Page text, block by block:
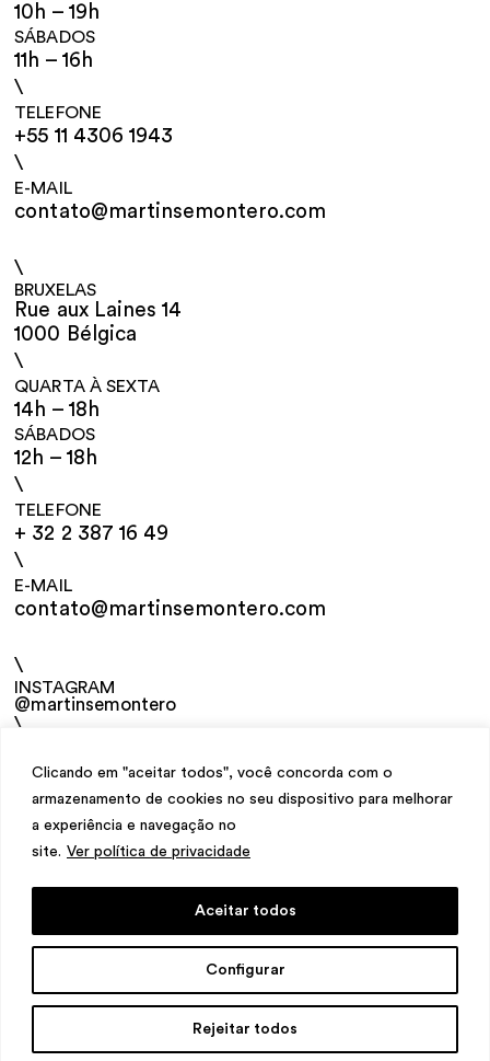
Clicando em "aceitar todos", você concorda com o
armazenamento de cookies no seu dispositivo para melhorar
a experiência e navegação no
site. Ver política de privacidade
Configurar
Rejeitar todos
Aceitar todos
10h – 19h
SÁBADOS
11h – 16h
\
TELEFONE
+55 11 4306 1943
\
E-MAIL
contato@martinsemontero.com
\
BRUXELAS
Rue aux Laines 14
1000 Bélgica
\
QUARTA À SEXTA
14h – 18h
SÁBADOS
12h – 18h
\
TELEFONE
+ 32 2 387 16 49
\
E-MAIL
contato@martinsemontero.com
\
INSTAGRAM
@martinsemontero
\